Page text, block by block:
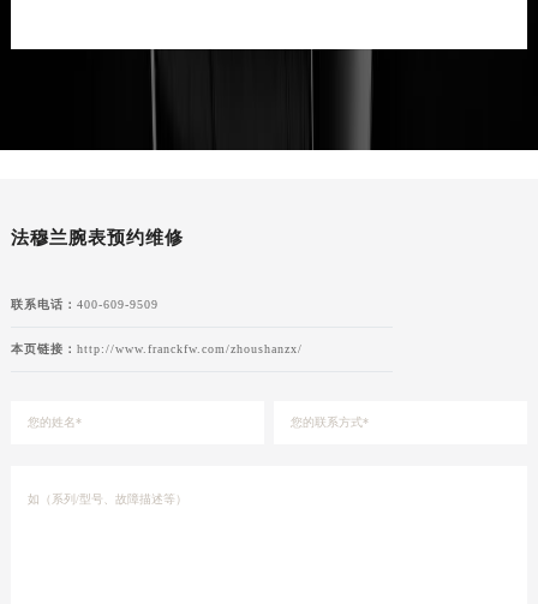
法穆兰腕表预约维修
联系电话： 400-609-9509
本页链接： http://www.franckfw.com/zhoushanzx/